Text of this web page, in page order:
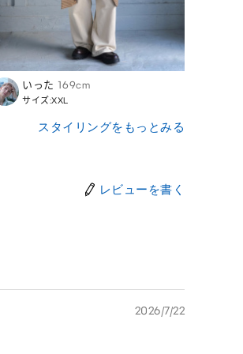
いった 169cm
サイズ:XXL
スタイリングをもっとみる
レビューを書く
2026/7/22